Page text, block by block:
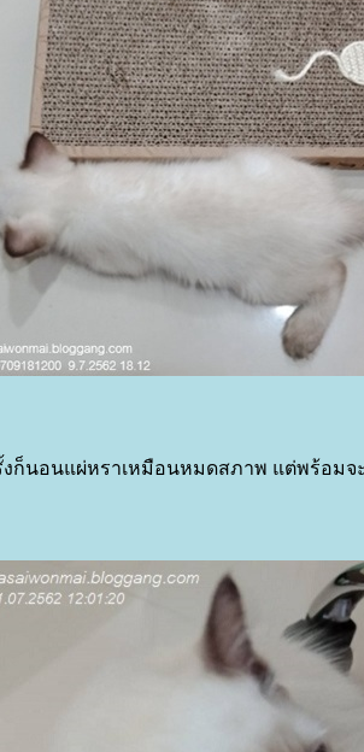
งก็นอนแผ่หราเหมือนหมดสภาพ แต่พร้อมจ